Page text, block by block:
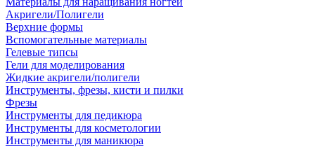
Акригели/Полигели
Верхние формы
Вспомогательные материалы
Гелевые типсы
Гели для моделирования
Жидкие акригели/полигели
Инструменты, фрезы, кисти и пилки
Фрезы
Инструменты для педикюра
Инструменты для косметологии
Инструменты для маникюра